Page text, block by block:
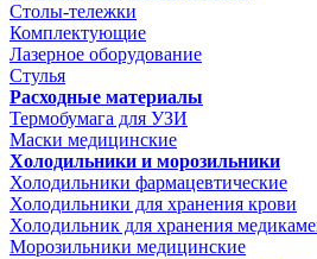
Столы-тележки
Комплектующие
Лазерное оборудование
Стулья
Расходные материалы
Термобумага для УЗИ
Маски медицинские
Холодильники и морозильники
Холодильники фармацевтические
Холодильники для хранения крови
Холодильник для хранения
Морозильники медицинские